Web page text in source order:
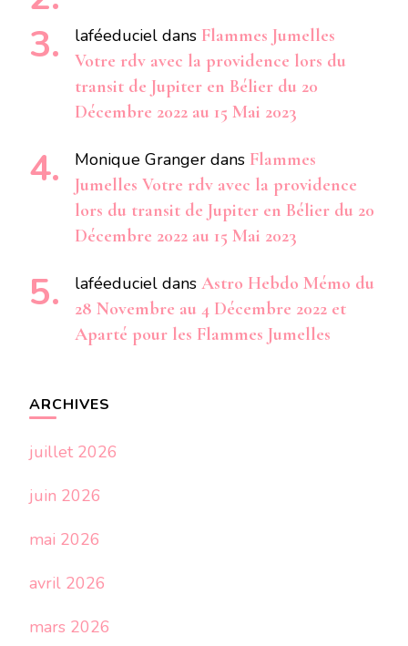
laféeduciel dans Flammes Jumelles
Votre rdv avec la providence lors du
transit de Jupiter en Bélier du 20
Décembre 2022 au 15 Mai 2023
Monique Granger dans Flammes
Jumelles Votre rdv avec la providence
lors du transit de Jupiter en Bélier du 20
Décembre 2022 au 15 Mai 2023
laféeduciel dans Astro Hebdo Mémo du
28 Novembre au 4 Décembre 2022 et
Aparté pour les Flammes Jumelles
ARCHIVES
juillet 2026
juin 2026
mai 2026
avril 2026
mars 2026